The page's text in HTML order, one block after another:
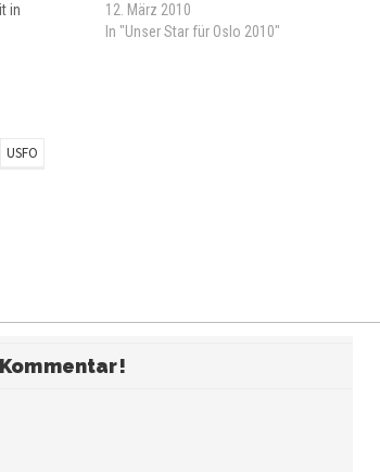
in
auch nur
12. März 2010
In "Unser Star für Oslo 2010"
USFO